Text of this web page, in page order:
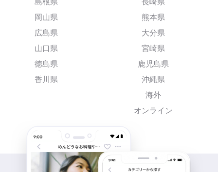
島根県
岡山県
広島県
山口県
徳島県
香川県
長崎県
熊本県
大分県
宮崎県
鹿児島県
沖縄県
海外
オンライン